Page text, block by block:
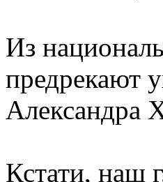
Из
предрекают
Кстати, наш